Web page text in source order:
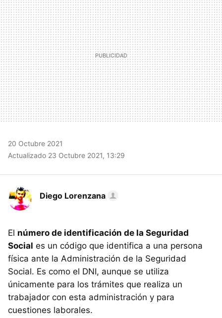
20 Octubre 2021
Actualizado 23 Octubre 2021, 13:29
Diego Lorenzana
El número de identificación de la Seguridad
Social es un código que identifica a una persona
física ante la Administración de la Seguridad
Social. Es como el DNI, aunque se utiliza
únicamente para los trámites que realiza un
trabajador con esta administración y para
cuestiones laborales.